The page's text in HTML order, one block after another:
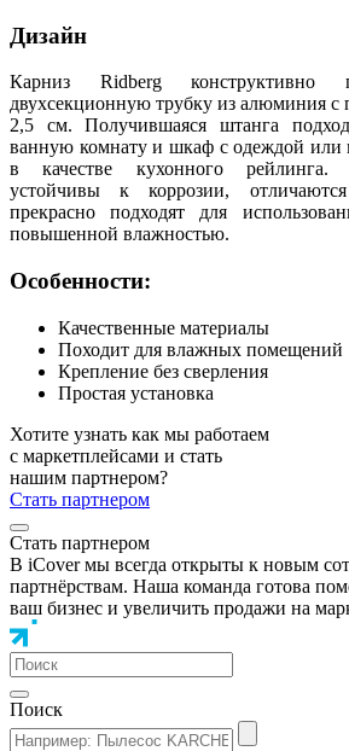
Дизайн
Карниз Ridberg конструктивно
двухсекционную трубку из алюминия с
2,5 см. Получившаяся штанга
ванную комнату и шкаф с одеждой или
в качестве кухонного рейлинга.
устойчивы к коррозии,
прекрасно подходят для
повышенной влажностью.
Особенности:
Качественные материалы
Походит для влажных помещений
Крепление без сверления
Простая установка
Хотите узнать как мы работаем
с маркетплейсами и стать
нашим партнером?
Стать партнером
Стать партнером
В iCover мы всегда открыты к новым
партнёрствам. Наша команда готова
ваш бизнес и увеличить продажи на
Поиск